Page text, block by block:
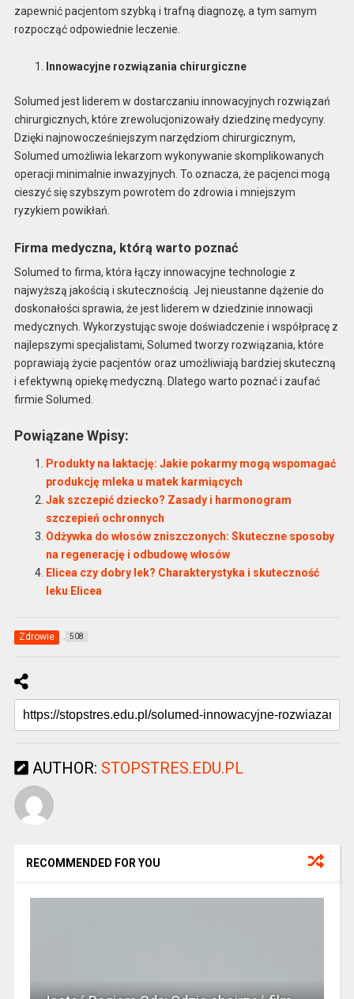
zapewnić pacjentom szybką i trafną diagnozę, a tym samym
rozpocząć odpowiednie leczenie.
Innowacyjne rozwiązania chirurgiczne
Solumed jest liderem w dostarczaniu innowacyjnych rozwiązań
chirurgicznych, które zrewolucjonizowały dziedzinę medycyny.
Dzięki najnowocześniejszym narzędziom chirurgicznym,
Solumed umożliwia lekarzom wykonywanie skomplikowanych
operacji minimalnie inwazyjnych. To oznacza, że ​​pacjenci mogą
cieszyć się szybszym powrotem do zdrowia i mniejszym
ryzykiem powikłań.
Firma medyczna, którą warto poznać
Solumed to firma, która łączy innowacyjne technologie z
najwyższą jakością i skutecznością. Jej nieustanne dążenie do
doskonałości sprawia, że ​​jest liderem w dziedzinie innowacji
medycznych. Wykorzystując swoje doświadczenie i współpracę z
najlepszymi specjalistami, Solumed tworzy rozwiązania, które
poprawiają życie pacjentów oraz umożliwiają bardziej skuteczną
i efektywną opiekę medyczną. Dlatego warto poznać i zaufać
firmie Solumed.
Powiązane Wpisy:
Produkty na laktację: Jakie pokarmy mogą wspomagać
produkcję mleka u matek karmiących
Jak szczepić dziecko? Zasady i harmonogram
szczepień ochronnych
Odżywka do włosów zniszczonych: Skuteczne sposoby
na regenerację i odbudowę włosów
Elicea czy dobry lek? Charakterystyka i skuteczność
leku Elicea
Zdrowie 508
AUTHOR: STOPSTRES.EDU.PL
RECOMMENDED FOR YOU